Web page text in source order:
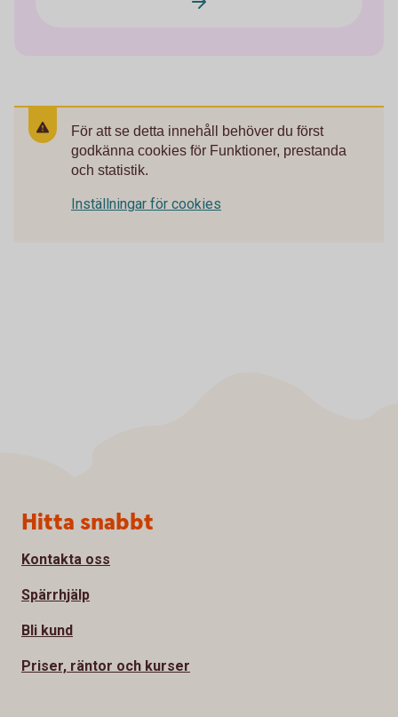
För att se detta innehåll behöver du först
godkänna cookies för Funktioner, prestanda
och statistik.
Inställningar för cookies
Sidfot
Hitta snabbt
Kontakta oss
Spärrhjälp
Bli kund
Priser, räntor och kurser